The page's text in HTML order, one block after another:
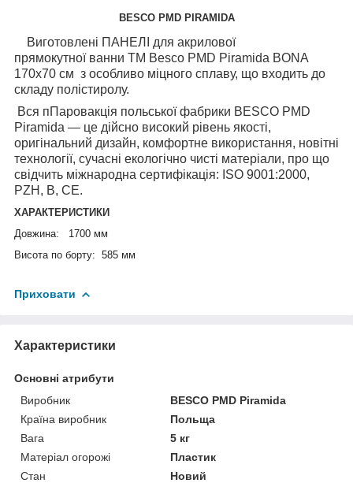
BESCO PMD PIRAMIDA
Виготовлені ПАНЕЛІ для акрилової
прямокутної ванни ТМ Besco PMD Piramida BONA
170х70 см з особливо міцного сплаву, що входить до
складу полістиролу.
Вся пПаровакція польської фабрики BESCO PMD
Piramida — це дійсно високий рівень якості,
оригінальний дизайн, комфортне використання, новітні
технології, сучасні екологічно чисті матеріали, про що
свідчить міжнародна сертифікація: ISO 9001:2000,
PZH, B, CE.
ХАРАКТЕРИСТИКИ
Довжина: 1700 мм
Висота по борту: 585 мм
Приховати
Характеристики
Основні атрибути
Виробник
BESCO PMD Piramida
Країна виробник
Польща
Вага
5 кг
Матеріал огорожі
Пластик
Стан
Новий